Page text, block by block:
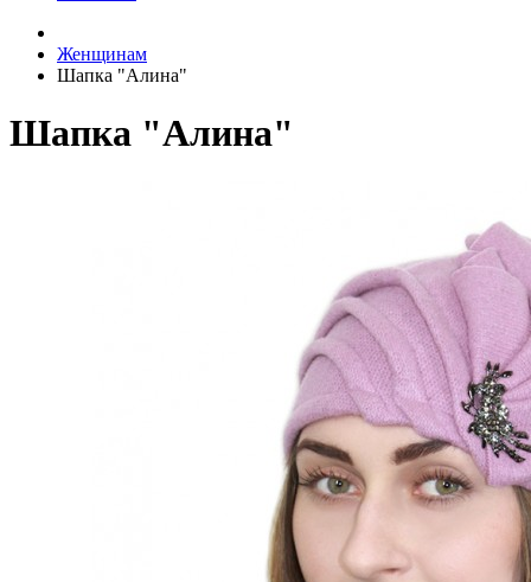
Женщинам
Шапка "Алина"
Шапка "Алина"